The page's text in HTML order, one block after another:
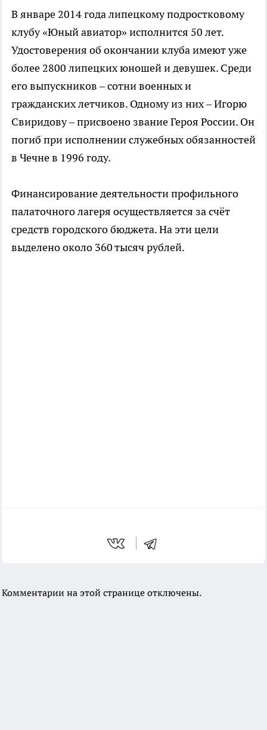
В январе 2014 года липецкому подростковому
клубу «Юный авиатор» исполнится 50 лет.
Удостоверения об окончании клуба имеют уже
более 2800 липецких юношей и девушек. Среди
его выпускников – сотни военных и
гражданских летчиков. Одному из них – Игорю
Свиридову – присвоено звание Героя России. Он
погиб при исполнении служебных обязанностей
в Чечне в 1996 году.
Финансирование деятельности профильного
палаточного лагеря осуществляется за счёт
средств городского бюджета. На эти цели
выделено около 360 тысяч рублей.
Комментарии на этой странице отключены.